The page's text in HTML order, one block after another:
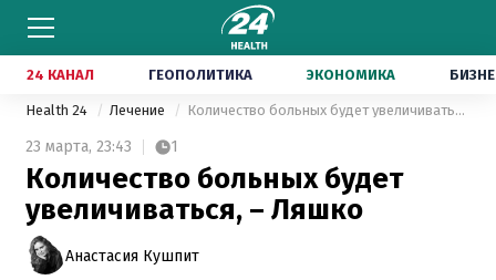
24 КАНАЛ ГЕОПОЛИТИКА ЭКОНОМИКА
Health 24 Лечение Количество больных будет увеличиваться, – Ляшко
23 марта, 23:43 1
Количество больных будет
увеличиваться, – Ляшко
Анастасия Кушпит